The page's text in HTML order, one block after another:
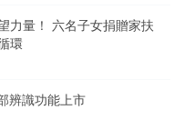
力量！ 六名子女捐贈家扶
環
辨識功能上市